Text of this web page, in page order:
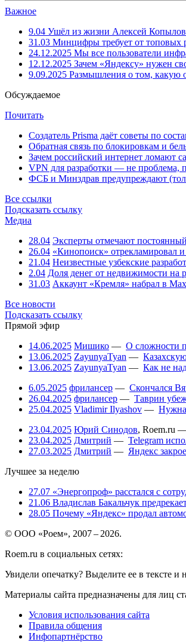
Важное
9.04 Ушёл из жизни Алексей
31.03 Минцифры требует от топовых
24.12.2025 Мы все пользователи
12.12.2025 Зачем «Яндексу» нужен
9.09.2025 Размышления о том, какую
Обсуждаемое
Почитать
Создатель Prisma даёт советы по
Обратная связь по блокировкам и
Зачем российский интернет ломают
VPN для разработки — не проблема,
ФСБ и Минздрав предупреждают
Все ссылки
Подсказать ссылку
Медиа
28.04 Эксперты отмечают постоянный
26.04 «Кинопоиск» отрекламировал
21.04 Неизвестные узбекские
2.04 Доля денег от недвижимости на
31.03 Аккаунт «Кремля» набрал в
Все новости
Подсказать ссылку
Прямой эфир
14.06.2025 Мишико — О сложности
13.06.2025 ZayunyaTyan —
13.06.2025 ZayunyaTyan — Как не
6.05.2025 фрилансер — Скончался
26.04.2025 фрилансер — Таврин
25.04.2025 Vladimir Ilyashov — Нужна
23.04.2025 Юрий Синодов, Roem.ru
23.04.2025 Дмитрий — Telegram
27.03.2025 Дмитрий — Яндекс
Лучшее за неделю
27.07 «Энергопроф» расстался с
21.06 Владислав Бакальчук
28.05 Почему «Яндекс» продал
© ООО «Роем», 2007 – 2026.
Roem.ru в социальных сетях:
Увидели опечатку? Выделите ее в тексте и
Материалы сайта предназначены для лиц
Условия использования сайта
Правила общения
Инфопартнёрство